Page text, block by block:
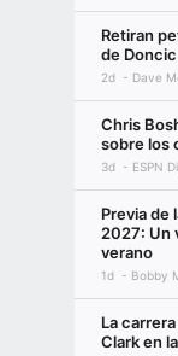
Retiran
de Doncic
2d Dave
Chris
sobre los
3d ESPN
Previa de
2027: Un
verano
1d Bobby
La
Clark en